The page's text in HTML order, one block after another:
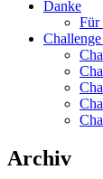
Danke
Für
Challenge
Archiv